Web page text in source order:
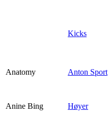
Kicks
Anatomy Anton Sport
Anine Bing Høyer